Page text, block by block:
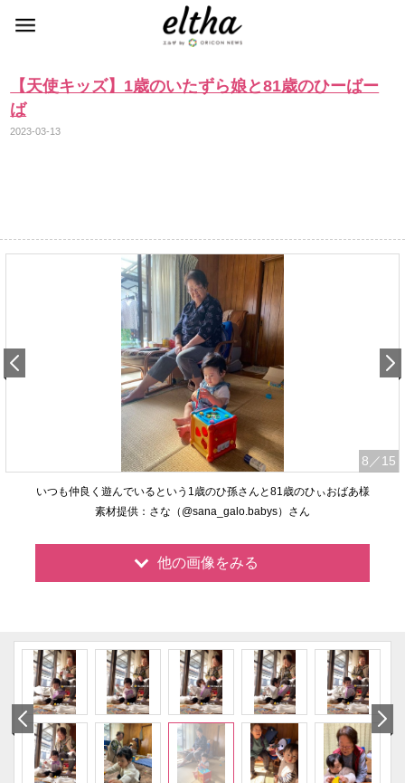
【天使キッズ】1歳のいたずら娘と81歳のひーばー
ば
2023-03-13
8 ／15
いつも仲良く遊んでいるという1歳のひ孫さんと81歳のひぃおばあ様
素材提供：さな（@sana_galo.babys）さん
他の画像をみる